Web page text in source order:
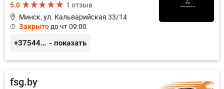
5.0
1 отзыв
Минск, ул. Кальварийская 33/14
Закрыто до чт 09:00
+375444649592 - показать
fsg.by